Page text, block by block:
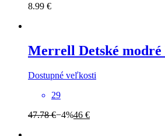
8.99 €
Merrell Detské
Dostupné veľkosti
29
47.78 €−4%46 €